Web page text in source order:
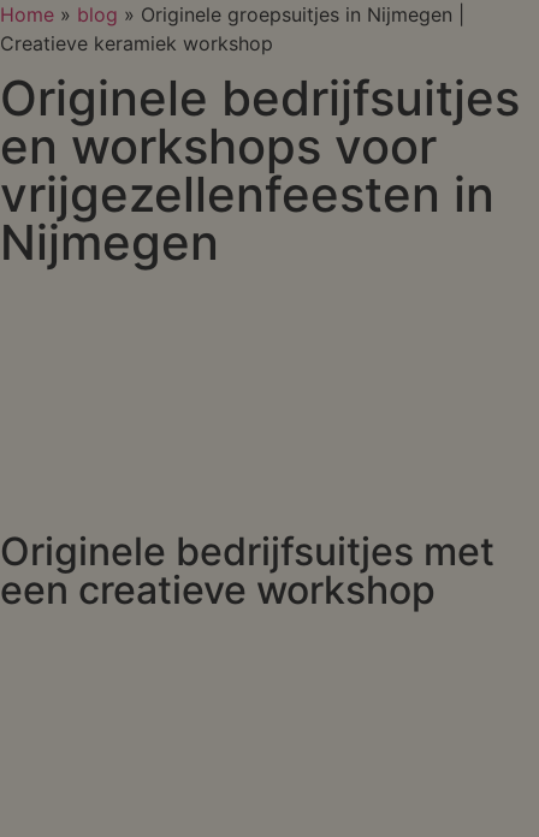
Home » blog » Originele groepsuitjes in Nijmegen |
Creatieve keramiek workshop
Originele bedrijfsuitjes
en workshops voor
vrijgezellenfeesten in
Nijmegen
Originele bedrijfsuitjes met
een creatieve workshop